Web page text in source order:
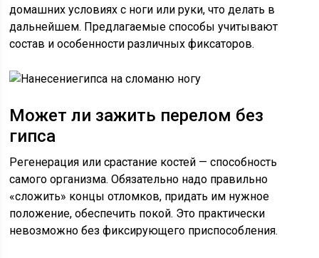
домашних условиях с ноги или руки, что делать в
дальнейшем. Предлагаемые способы учитывают
состав и особенности различных фиксаторов.
Может ли зажить перелом без
гипса
Регенерация или срастание костей — способность
самого организма. Обязательно надо правильно
«сложить» концы отломков, придать им нужное
положение, обеспечить покой. Это практически
невозможно без фиксирующего приспособления.